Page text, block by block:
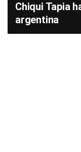
Chiqui Tapia
argentina